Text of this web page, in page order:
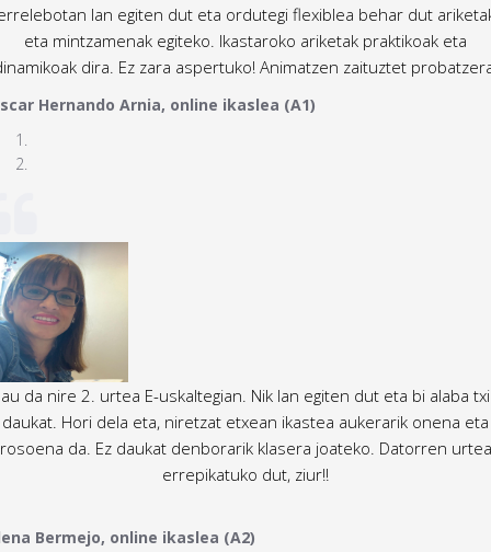
lan egiten dut eta ordutegi flexiblea behar dut
eta mintzamenak egiteko. Ikastaroko ariketak praktikoak eta
dira. Ez zara aspertuko! Animatzen zaituztet
Hernando Arnia, online ikaslea (A1)
da nire 2. urtea E-uskaltegian. Nik lan egiten dut eta bi alaba
daukat. Hori dela eta, niretzat etxean ikastea aukerarik onena eta
da. Ez daukat denborarik klasera joateko. Datorren
errepikatuko dut, ziur!!
Bermejo, online ikaslea (A2)